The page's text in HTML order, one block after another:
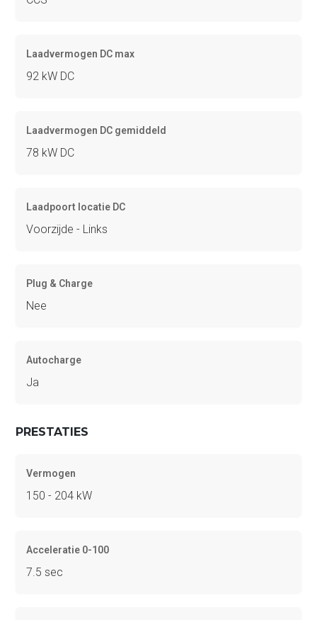
Laadvermogen DC max
92 kW DC
Laadvermogen DC gemiddeld
78 kW DC
Laadpoort locatie DC
Voorzijde - Links
Plug & Charge
Nee
Autocharge
Ja
PRESTATIES
Vermogen
150 - 204 kW
Acceleratie 0-100
7.5 sec